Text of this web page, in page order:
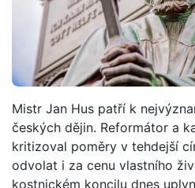
Mistr Jan Hus patří k
českých dějin. Reformátor a
kritizoval poměry v tehdejší
odvolat i za cenu vlastního
kostnickém koncilu dnes